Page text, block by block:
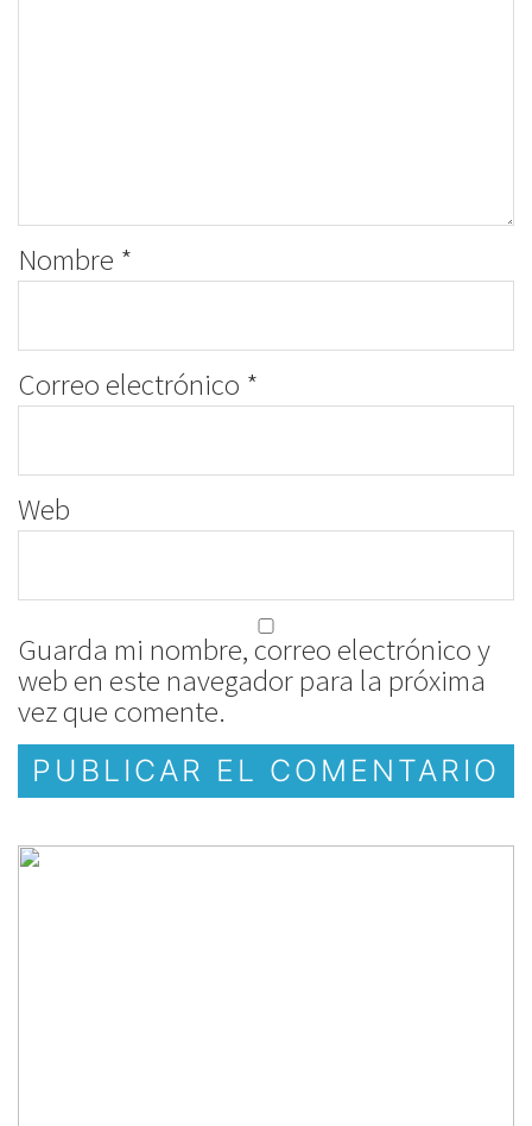
Nombre *
Correo electrónico *
Web
Guarda mi nombre, correo electrónico y
web en este navegador para la próxima
vez que comente.